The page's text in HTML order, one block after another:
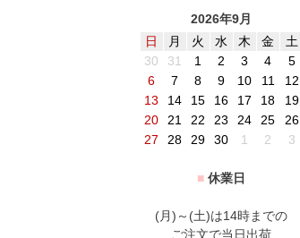
2026年9月
日
月 火 水 木 金
土
30
31 1 2 3 4
5
6
7 8 9 10 11
12
13
14 15 16 17 18
19
20
21 22 23 24 25
26
27
28 29 30 1 2 3
■ 休業日
(月)～(土)は14時までの
ご注文で当日出荷